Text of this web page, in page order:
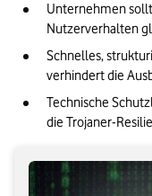
Unternehmen
Nutzerverhalten
Schnelles,
verhindert die
Technische
die Trojaner-